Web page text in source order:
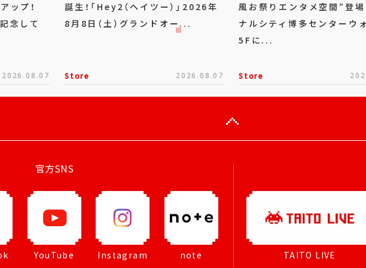
ップ！
念して
2026.08.07
誕生！「Hey2（ヘイツー）」2026年
8月8日（土）グランドオー...
Store 2026.08.07
風お祭りエンタメ空間”登場
ナルシティ博多センターウ
5Fに...
Store
官方SNS
YouTube Instagram note TAITO LIVE